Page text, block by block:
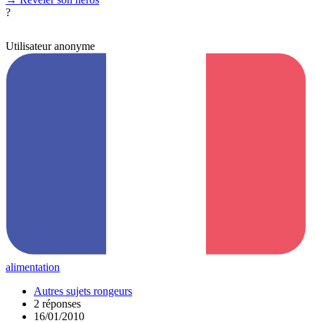
?
Utilisateur anonyme
alimentation
Autres sujets rongeurs
2 réponses
16/01/2010